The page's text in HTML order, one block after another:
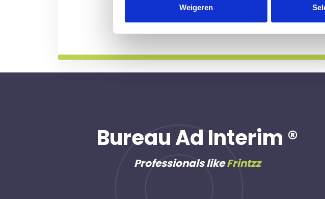
Weigeren
professional voor u aan de slag gaat.
Bureau Ad Interim ®
Professionals likeFrintzz